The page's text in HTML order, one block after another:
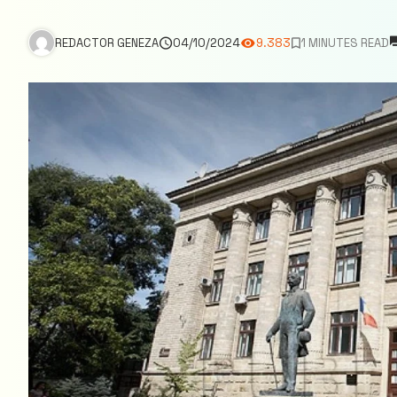
REDACTOR GENEZA 04/10/2024 9.383 1 MINUTES READ